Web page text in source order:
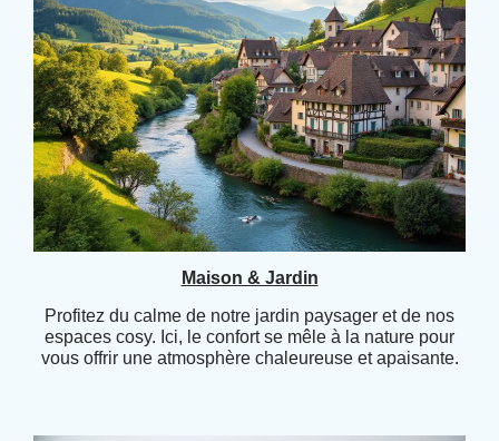
Maison & Jardin
Profitez du calme de notre jardin paysager et de nos
espaces cosy. Ici, le confort se mêle à la nature pour
vous offrir une atmosphère chaleureuse et apaisante.